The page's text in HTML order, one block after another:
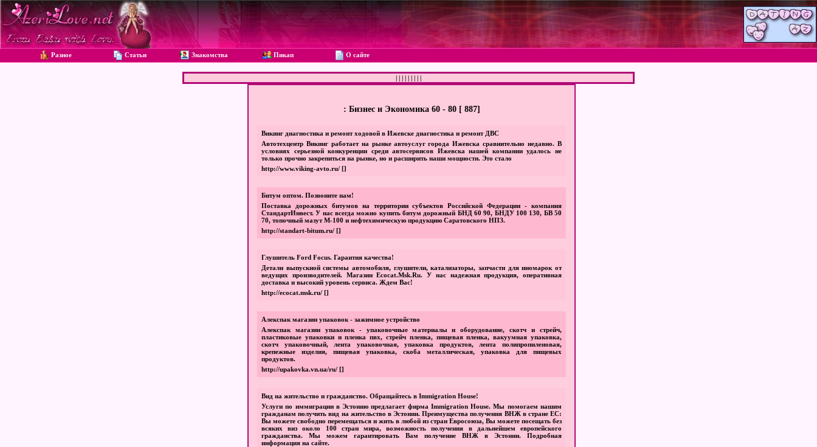
Разное Статьи Знакомства Пикап О сайте
| | | | | | | | |
: Бизнес и Экономика 60 - 80 [ 887]
Викинг диагностика и ремонт ходовой в Ижевске диагностика и ремонт ДВС
Автотехцентр Викинг работает на рынке автоуслуг города Ижевска сравнительно недавно. В
условиях серьезной конкуренции среди автосервисов Ижевска нашей компании удалось не
только прочно закрепиться на рынке, но и расширить наши мощности. Это стало
http://www.viking-avto.ru/ []
Битум оптом. Позвоните нам!
Поставка дорожных битумов на территории субъектов Российской Федерации - компания
СтандартИнвест. У нас всегда можно купить битум дорожный БНД 60 90, БНДУ 100 130, БВ 50
70, топочный мазут М-100 и нефтехимическую продукцию Саратовского НПЗ.
http://standart-bitum.ru/ []
Глушитель Ford Focus. Гарантия качества!
Детали выпускной системы автомобиля, глушители, катализаторы, запчасти для иномарок от
ведущих производителей. Магазин Ecocat.Msk.Ru. У нас надежная продукция, оперативная
доставка и высокий уровень сервиса. Ждем Вас!
http://ecocat.msk.ru/ []
Алекспак магазин упаковок - зажимное устройство
Алекспак магазин упаковок - упаковочные материалы и оборудование, скотч и стрейч,
пластиковые упаковки и пленка пвх, стрейч пленка, пищевая пленка, вакуумная упаковка,
скотч упаковочный, лента упаковочная, упаковка продуктов, лента полипропиленовая,
крепежные изделия, пищевая упаковка, скоба металлическая, упаковка для пищевых
продуктов.
http://upakovka.vn.ua/ru/ []
Вид на жительство и гражданство. Обращайтесь в Immigration House!
Услуги по иммиграции в Эстонию предлагает фирма Immigration House. Мы помогаем нашим
гражданам получить вид на жительство в Эстонии. Преимущества получения ВНЖ в стране ЕС:
Вы можете свободно перемещаться и жить в любой из стран Евросоюза, Вы можете посещать без
всяких виз около 100 стран мира, возможность получения в дальнейшем европейского
гражданства. Мы можем гарантировать Вам получение ВНЖ в Эстонии. Подробная
информация на сайте.